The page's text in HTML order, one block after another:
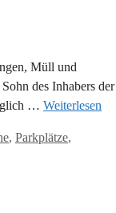
Müll und
des Inhabers der
… Weiterlesen
, Parkplätze,